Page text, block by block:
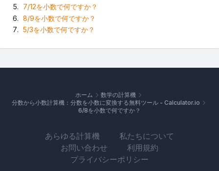
7/12を小数で何ですか？
8/9を小数で何ですか？
5/3を小数で何ですか？
ホーム
数学の計算機
分数から小数計算機：分数を小数に変換する無料ツール - Calculator.io
6/8を小数で何ですか？
あらゆる計算機
私たちについて
お問い合わせ
利用規約
プライバシーポリシー